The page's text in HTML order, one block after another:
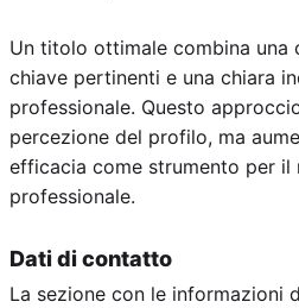
Un titolo ottimale combina una
chiave pertinenti e una chiara
professionale. Questo
percezione del profilo, ma
efficacia come strumento per il
professionale.
Dati di contatto
La sezione con le informazioni